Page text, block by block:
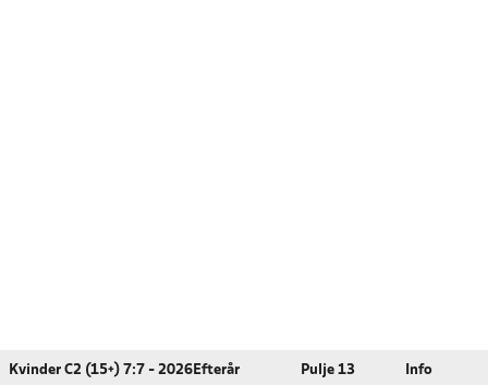
Kvinder C2 (15+) 7:7 - 2026Efterår Pulje 13 Info